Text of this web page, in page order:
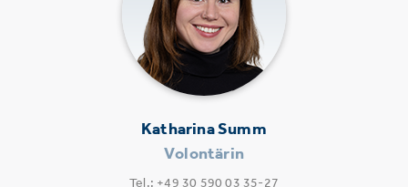
Katharina Summ
Volontärin
Tel.: +49 30 590 03 35-27